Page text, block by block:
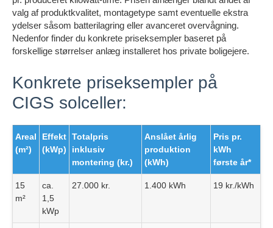
valg af produktkvalitet, montagetype samt eventuelle ekstra
ydelser såsom batterilagring eller avanceret overvågning.
Nedenfor finder du konkrete priseksempler baseret på
forskellige størrelser anlæg installeret hos private boligejere.
Konkrete priseksempler på
CIGS solceller:
Areal
(m²)
Effekt
(kWp)
Totalpris
inklusiv
montering (kr.)
Anslået årlig
produktion
(kWh)
Pris pr.
kWh
første år*
15
m²
ca.
1,5
kWp
27.000 kr. 1.400 kWh 19 kr./kWh